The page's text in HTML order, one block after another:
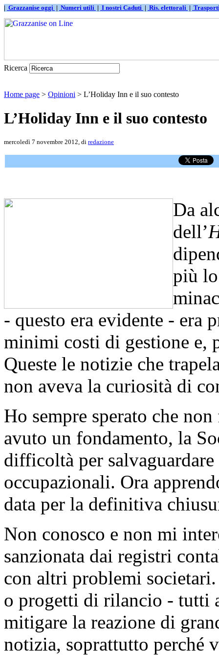
| Grazzanise oggi | Numeri utili | I nostri Caduti | Ris. elettorali |
Ricerca
Home page > Opinioni > L’Holiday Inn e il suo contesto
L’Holiday Inn e il suo contesto
mercoledì 7 novembre 2012, di redazione
Da
dell’
più
- questo era evidente - era
minimi costi di gestione e,
Queste le notizie che
non aveva la curiosità di
Ho sempre sperato che
avuto un fondamento, la
difficoltà per
occupazionali. Ora
data per la definitiva
Non conosco e non mi
sanzionata dai registri
con altri problemi
o progetti di rilancio - tutti
mitigare la reazione di
notizia, soprattutto perché